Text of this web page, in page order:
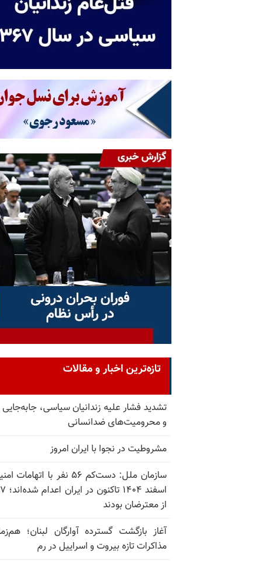
تازه‌ترین اخبار و مقالات
تشدید فشار علیه زندانیان سیاسی، جابه‌جایی
و محرومیت‌های ضدانسانی
مشروطیت در نجوا با ایران امروز
سازمان ملل: دست‌کم ۵۶ نفر با
از معترضان بودند
آغاز بازگشت گسترده آوارگان لبنان؛
مذاکرات تازه بیروت و اسراییل در رم